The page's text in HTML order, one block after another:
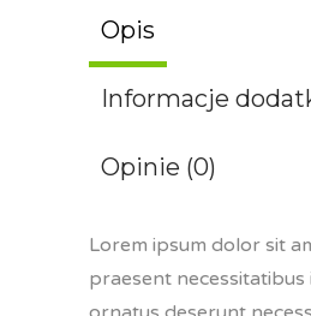
Opis
Informacje
Opinie (0)
Lorem ipsum dolor sit
praesent necessitatibus